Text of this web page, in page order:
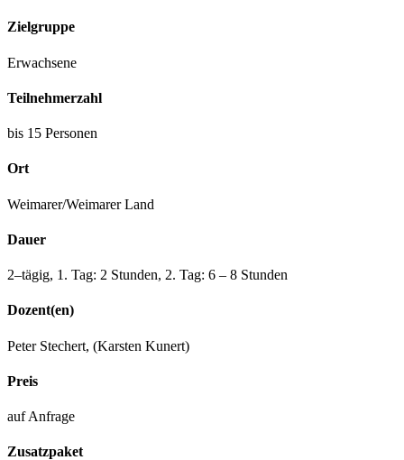
Zielgruppe
Erwachsene
Teilnehmerzahl
bis 15 Personen
Ort
Weimarer/​Weimarer Land
Dauer
2–tägig, 1. Tag: 2 Stunden, 2. Tag: 6 – 8 Stunden
Dozent(en)
Peter Stechert, (Karsten Kunert)
Preis
auf Anfrage
Zusatzpaket